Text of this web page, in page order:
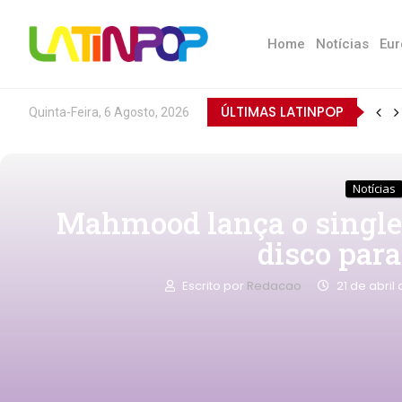
Home Notícias
Quinta-Feira, 6 Agosto, 2026 ÚLTIMAS LATINPOP
Notícias
Mahmood lança o
disco
Escrito por Redacao 21 de abril